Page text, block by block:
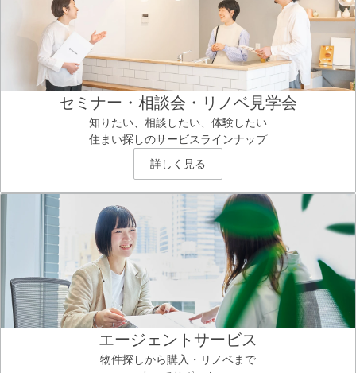
セミナー・相談会・リノベ見学会
知りたい、相談したい、体験したい
住まい探しのサービスラインナップ
詳しく見る
エージェントサービス
物件探しから購入・リノベまで